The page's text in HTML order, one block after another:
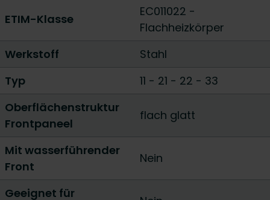
ETIM-Klasse
EC011022 -
Flachheizkörper
Werkstoff
Stahl
Typ
11 - 21 - 22 - 33
Oberflächenstruktur
Frontpaneel
flach glatt
Mit wasserführender
Front
Nein
Geeignet für